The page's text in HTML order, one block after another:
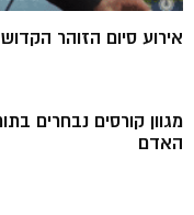
אירוע סיום הזוהר
מגוון קורסים נבחרים
האדם